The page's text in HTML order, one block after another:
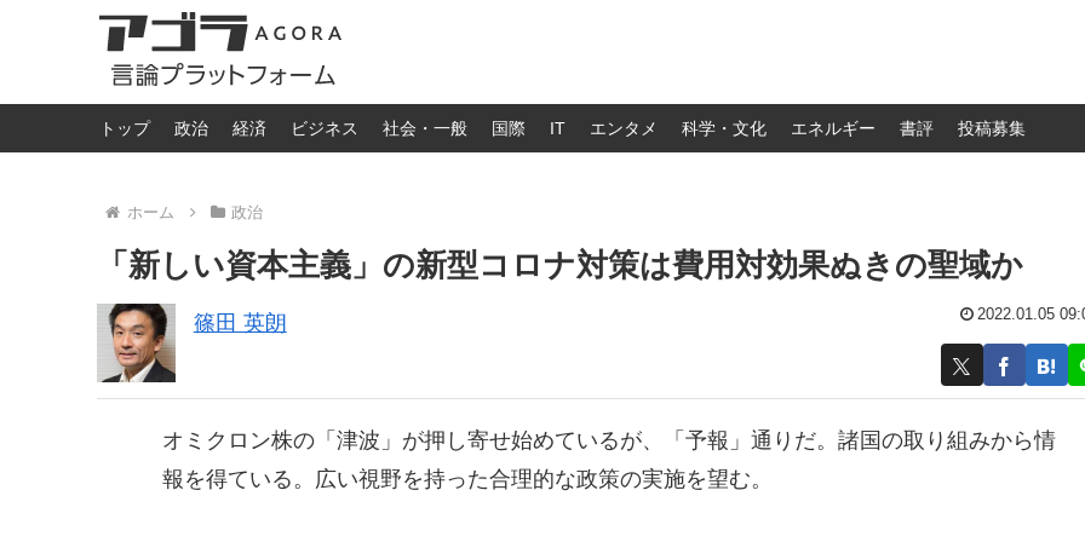
トップ 政治 経済 ビジネス 社会・一般 国際 IT エンタメ 科学・文化 エネルギー 書評 投稿募集
ホーム 政治
「新しい資本主義」の新型コロナ対策は費用対効果ぬきの聖域か
篠田 英朗 2022.01.05
オミクロン株の「津波」が押し寄せ始めているが、「予報」通りだ。諸国の取り組みから情
報を得ている。広い視野を持った合理的な政策の実施を望む。